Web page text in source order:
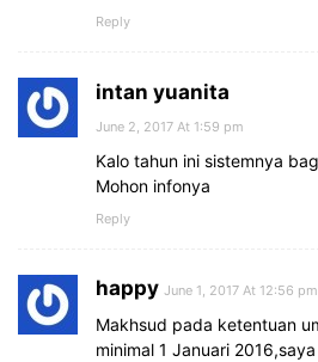
Reply
intan yuanita
June 2, 2017 At 1:59 pm
Kalo tahun ini sistemnya
Mohon infonya
Reply
happy June 1, 2017 At 12:56 pm
Makhsud pada ketentuan
minimal 1 Januari